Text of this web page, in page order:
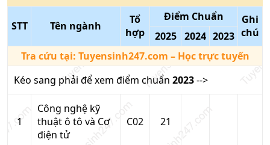
STT Tên ngành
Tổ
hợp
Điểm Chuẩn
Ghi
chú
2025 2024 2023
Tra cứu tại: Tuyensinh247.com – Học trực tuyến
Kéo sang phải để xem điểm chuẩn 2023-->
1
Công nghệ kỹ
thuật ô tô và Cơ
điện tử
C02 21